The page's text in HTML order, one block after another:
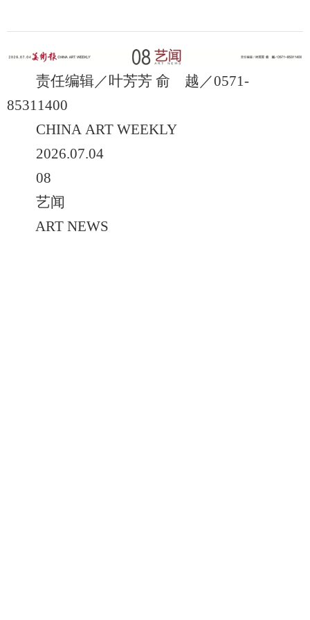
责任编辑／叶芳芳 俞 越／0571-
85311400
CHINA ART WEEKLY
2026.07.04
08
艺闻
ART NEWS